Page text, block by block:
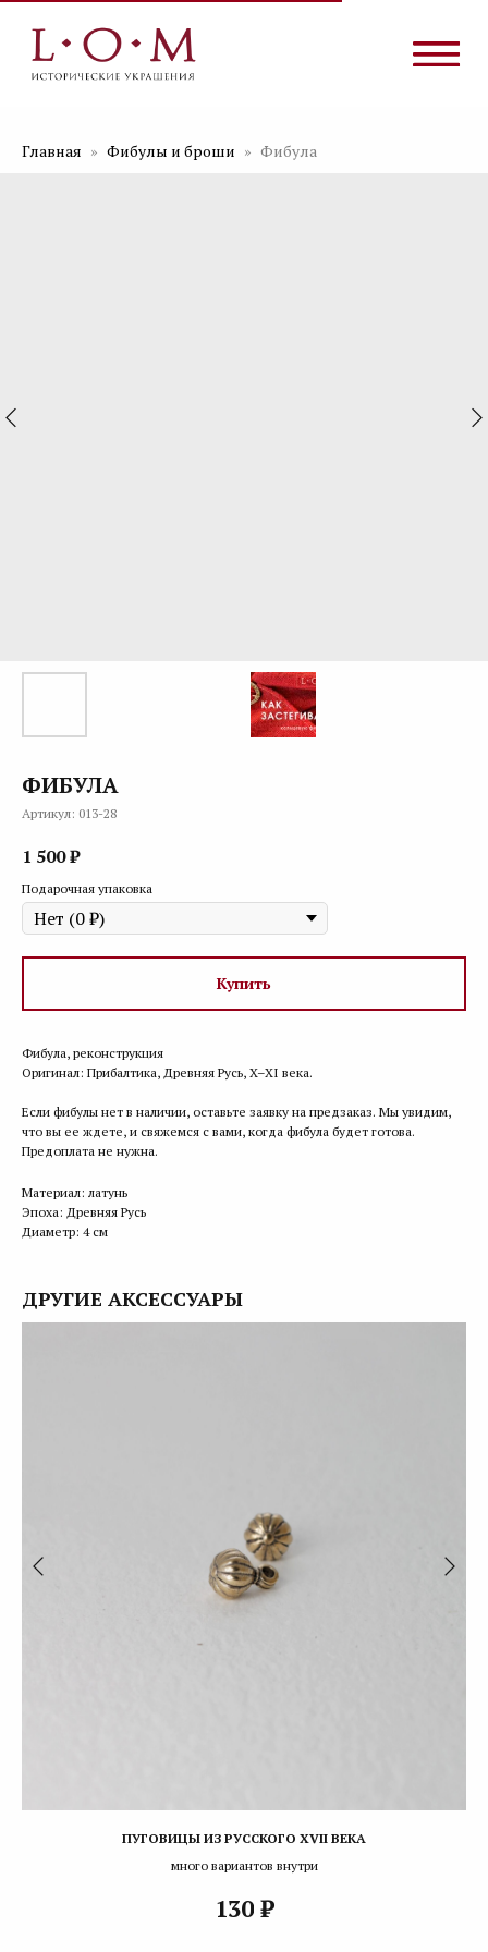
Главная Фибулы и броши Фибула
ФИБУЛА
Артикул: 013-28
1 500₽
Подарочная упаковка
Купить
Фибула, реконструкция
Оригинал: Прибалтика, Древняя Русь, X–XI века.
Если фибулы нет в наличии, оставьте заявку на предзаказ. Мы увидим,
что вы ее ждете, и свяжемся с вами, когда фибула будет готова.
Предоплата не нужна.
Материал: латунь
Эпоха: Древняя Русь
Диаметр: 4 см
ДРУГИЕ АКСЕССУАРЫ
ПУГОВИЦЫ ИЗ РУССКОГО XVII ВЕКА
много вариантов внутри
130 ₽